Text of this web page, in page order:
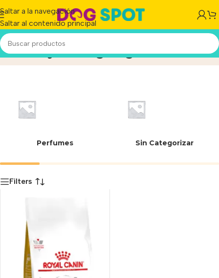
Saltar a la navegación
Saltar al contenido principal
Urinary S/O Ageing 7+Inicio/Producto
Perfumes Sin Categorizar
Filters